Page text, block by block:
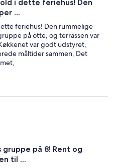
i dette feriehus! Den
...
feriehus! Den rummelige
på otte, og terrassen var
var godt udstyret,
måltider sammen, Det
på 8! Rent og
til ...